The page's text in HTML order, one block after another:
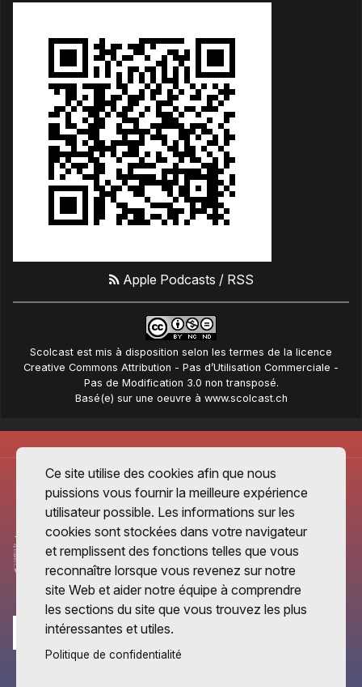
Apple Podcasts / RSS
Scolcast est mis à disposition selon les termes de la licence
Creative Commons Attribution - Pas d’Utilisation Commerciale -
Pas de Modification 3.0 non transposé.
Basé(e) sur une oeuvre à www.scolcast.ch
Ce site utilise des cookies afin que nous
puissions vous fournir la meilleure expérience
utilisateur possible. Les informations sur les
cookies sont stockées dans votre navigateur
et remplissent des fonctions telles que vous
reconnaître lorsque vous revenez sur notre
site Web et aider notre équipe à comprendre
les sections du site que vous trouvez les plus
intéressantes et utiles.
Politique de confidentialité